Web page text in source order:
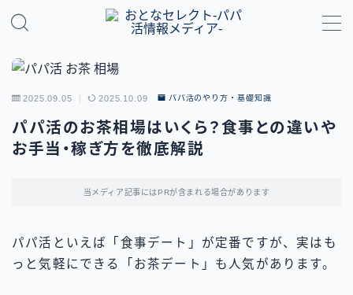
MENU
パパ活のやり方・基礎知識
パパ活アプリ比較
地域別パパ活ガイド
2025.09.05 2025.10.09 パパ活のやり方・基礎知識
パパ活のお茶相場はいくら？食事との違いや
お手当・稼ぎ方を徹底解説
当メディア記事にはPRが含まれる場合があります
パパ活といえば「食事デート」が定番ですが、実はも
っと気軽にできる「お茶デート」も人気があります。